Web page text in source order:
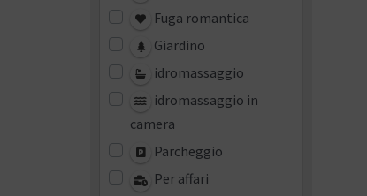
Fuga romantica
Giardino
idromassaggio
idromassaggio in
camera
Parcheggio
Per affari